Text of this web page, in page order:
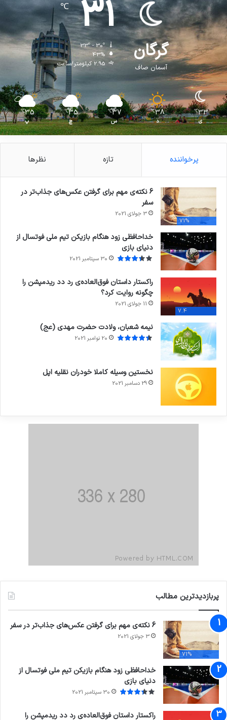
گرگان
آسمان صاف
31
℃
33º - 30º
43%
2.95 کیلومتر/ساعت
33
℃
ی
38
℃
د
37
℃
س
35
℃
چ
35
℃
پ
پرخواننده تازه نظرها
71%
6 نکته‌ی مهم برای گرفتن عکس‌های جذاب‌تر در
سفر
3 جولای 2021
خداحافظی زود هنگام بازیکن تیم ملی فوتسال از
دنیای بازی
30 سپتامبر 2021
7.4
راکستار داستان فوق‌العاده‌ی رد دد ریدمپشن را
چگونه روایت کرد؟
11 جولای 2021
نیمه شعبان، ولادت حضرت مهدی (عج)
20 نوامبر 2021
نخستین وسیله کاملا خودران نقلیه اپل
29 دسامبر 2021
پربازدیدترین مطالب
71%
6 نکته‌ی مهم برای گرفتن عکس‌های جذاب‌تر در سفر
3 جولای 2021
خداحافظی زود هنگام بازیکن تیم ملی فوتسال از
دنیای بازی
30 سپتامبر 2021
راکستار داستان فوق‌العاده‌ی رد دد ریدمپشن را